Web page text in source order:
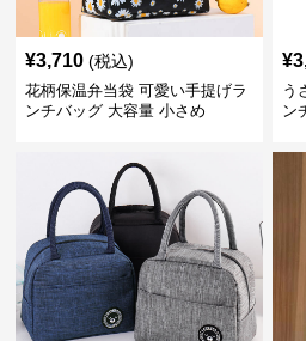
¥3,710 (税込)
花柄保温弁当袋 可愛い手提げラ
ンチバッグ 大容量 小さめ
¥
う
ン